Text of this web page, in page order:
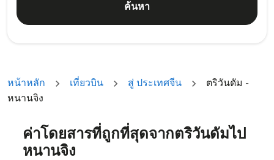
ค้นหา
หน้าหลัก เที่ยวบิน สู่ ประเทศจีน
ตริวันดัม -
หนานจิง
ค่าโดยสารที่ถูกที่สุดจากตริวันดัมไป
หนานจิง
ลองอัปเดตเส้นทางของคุณ (ต้นทางและ/หรือปลายทาง) หรื